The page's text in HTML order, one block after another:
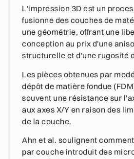
L'impression 3D est un
fusionne des couches de
une géométrie, offrant une
conception au prix d'une
structurelle et d'une rugosité
Les pièces obtenues par
dépôt de matière fondue
souvent une résistance sur
aux axes X/Y en raison des
de la couche.
Ahn et al. soulignent
par couche introduit des